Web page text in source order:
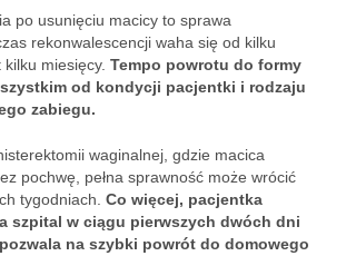
po usunięciu macicy to sprawa
rekonwalescencji waha się od kilku
miesięcy. Tempo powrotu do formy
od kondycji pacjentki i rodzaju
zabiegu.
waginalnej, gdzie macica
pochwę, pełna sprawność może wrócić
tygodniach. Co więcej, pacjentka
szpital w ciągu pierwszych dwóch dni
na szybki powrót do domowego